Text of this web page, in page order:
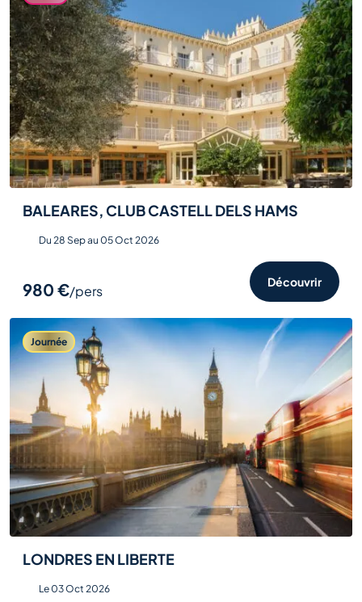
BALEARES, CLUB CASTELL DELS HAMS
Du 28 Sep au 05 Oct 2026
980 €/pers
Découvrir
Journée
LONDRES EN LIBERTE
Le 03 Oct 2026